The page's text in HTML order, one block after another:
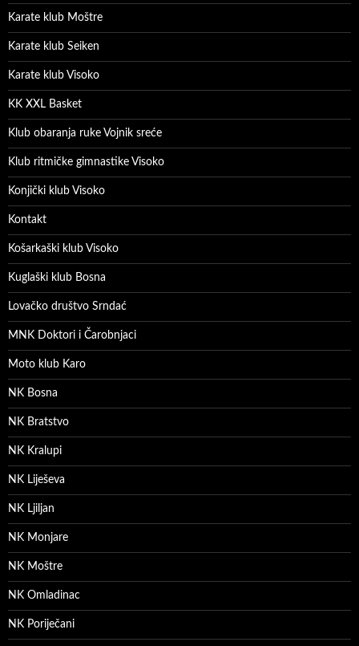
Karate klub Moštre
Karate klub Seiken
Karate klub Visoko
KK XXL Basket
Klub obaranja ruke Vojnik sreće
Klub ritmičke gimnastike Visoko
Konjički klub Visoko
Kontakt
Košarkaški klub Visoko
Kuglaški klub Bosna
Lovačko društvo Srndać
MNK Doktori i Čarobnjaci
Moto klub Karo
NK Bosna
NK Bratstvo
NK Kralupi
NK Liješeva
NK Ljiljan
NK Monjare
NK Moštre
NK Omladinac
NK Poriječani